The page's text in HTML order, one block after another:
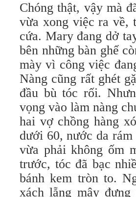
Chóng thật, vậy mà
vừa xong việc ra về,
cứa. Mary đang dở
bên những bàn ghế
mày vì công việc
Nàng cũng rất ghét
đầu bù tóc rối.
vọng vào làm nàng
hai vợ chồng hàng
dưới 60, nước da
vừa phải không ốm
trước, tóc đã bạc
bánh kem tròn to.
xách lẵng mây